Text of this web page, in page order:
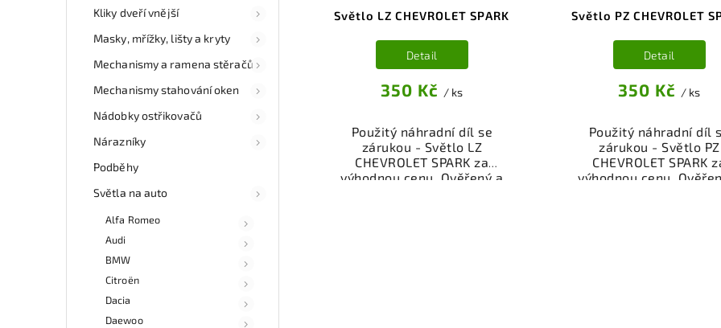
Kliky dveří vnější
Masky, mřížky, lišty a kryty
Mechanismy a ramena stěračů
Mechanismy stahování oken
Nádobky ostřikovačů
Nárazníky
Podběhy
Světla na auto
Alfa Romeo
Audi
BMW
Citroën
Dacia
Daewoo
Světlo LZ CHEVROLET SPARK
350 Kč / ks
Detail
Použitý náhradní díl se
zárukou - Světlo LZ
CHEVROLET SPARK za
výhodnou cenu. Ověřený a
Světlo PZ CHEVROLET
350 Kč / ks
Detail
Použitý náhradní díl
zárukou - Světlo PZ
CHEVROLET SPARK
výhodnou cenu.